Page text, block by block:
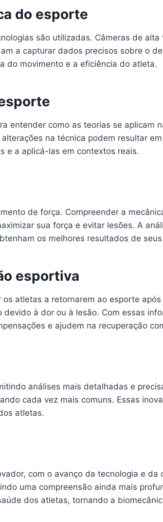
do esporte
são utilizadas. Câmeras de
a capturar dados precisos sobre o
do movimento e a eficiência do atleta.
entender como as teorias se aplicam
na técnica podem resultar
e a aplicá-las em contextos reais.
de força. Compreender a
sua força e evitar lesões. A
os melhores resultados de
esportiva
atletas a retornarem ao esporte
à dor ou à lesão. Com essas
e ajudem na recuperação
análises mais detalhadas e
cada vez mais comuns. Essas
atletas.
com o avanço da tecnologia e da
uma compreensão ainda mais
dos atletas, tornando a